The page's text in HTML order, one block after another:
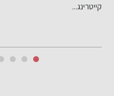
קייטרינג...